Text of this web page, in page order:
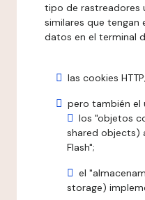
tipo de rastreadores
similares que tengan
datos en el terminal
las cookies HTTP;
pero también el
los "objetos
shared objects)
Flash";
el
storage)